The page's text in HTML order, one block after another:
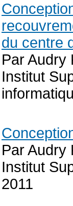
du centre
Par Audry
Institut
Par Audry
Institut
2011